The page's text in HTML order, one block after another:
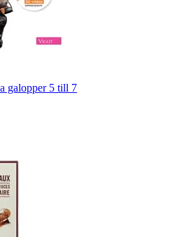
galopper 5 till 7